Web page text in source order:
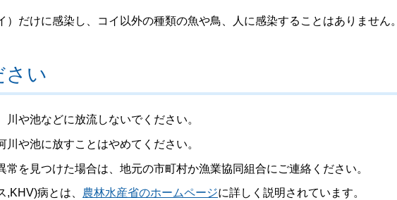
だけに感染し、コイ以外の種類の魚や鳥、人に感染することはありません。
さい
や池などに放流しないでください。
や池に放すことはやめてください。
を見つけた場合は、地元の市町村か漁業協同組合にご連絡ください。
病とは、 農林水産省のホームページに詳しく説明されています。